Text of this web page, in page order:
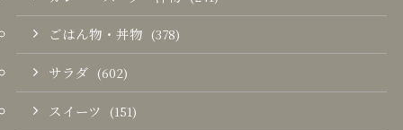
ごはん物・丼物 (378)
サラダ (602)
スイーツ (151)